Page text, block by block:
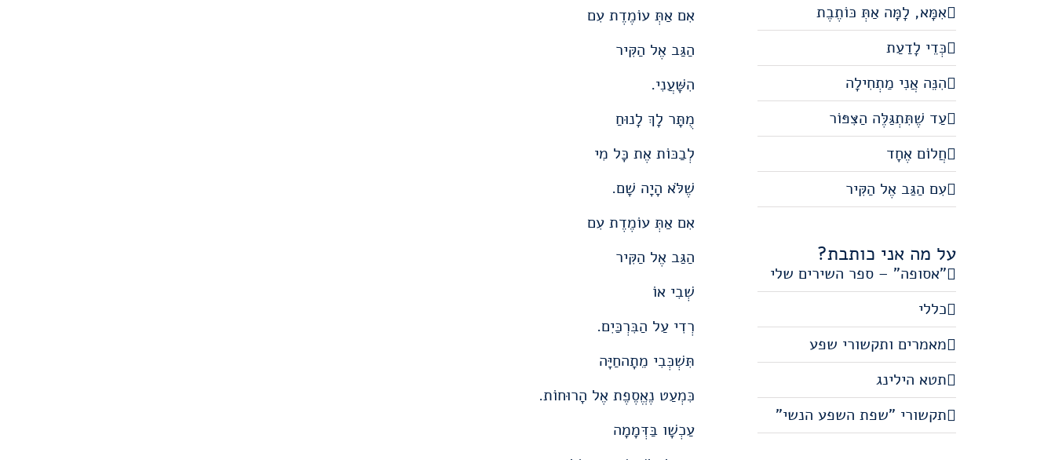
אִם אַתְּ עוֹמֶדֶת עִם
הַגַּב אֶל הַקִּיר
הִשָּׁעֲנִי.
מֻתָּר לָךְ לָנוּחַ
לְבַכּוֹת אֶת כָּל מִי
שֶׁלֹּא הָיָה שָׁם.
אִם אַתְּ עוֹמֶדֶת עִם
הַגַּב אֶל הַקִּיר
שְׁבִי אוֹ
רְדִי עַל הַבִּרְכַּיִם.
תִּשְׁכְּבִי מֵתָהחַיָּה
כִּמְעַט נֶאֱסֶפֶת אֶל הָרוּחוֹת.
עַכְשָׁו בַּדְּמָמָה
אִמָּא, לָמָּה אַתְּ כּוֹתֶבֶת
כְּדֵי לָדַעַת
הִנֵּה אֲנִי מַתְחִילָה
עַד שֶׁתִּתְגַּלֶּה הַצִּפּוֹר
חֲלוֹם אֶחָד
עִם הַגַּב אֶל הַקִּיר
על מה אני כותבת?
"אסופה" – ספר השירים שלי
כללי
מאמרים ותקשורי שפע
תטא הילינג
תקשורי "שפת השפע הנשי"